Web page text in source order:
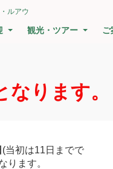
ルアウ
観光・ツアー ご
なります。
(当初は11日までで
ります。